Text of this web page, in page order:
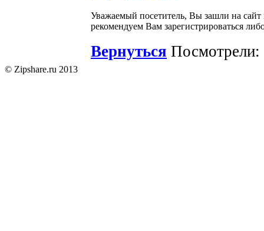
Уважаемый посетитель, Вы зашли на
рекомендуем Вам зарегистрироваться
Вернуться Посмотрели:
© Zipshare.ru 2013